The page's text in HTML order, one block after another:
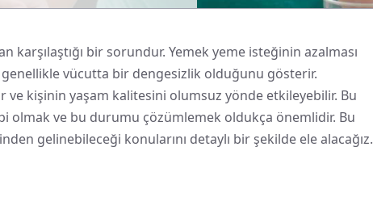
karşılaştığı bir sorundur. Yemek yeme isteğinin azalması
vücutta bir dengesizlik olduğunu gösterir.
ve kişinin yaşam kalitesini olumsuz yönde etkileyebilir. Bu
olmak ve bu durumu çözümlemek oldukça önemlidir. Bu
gelinebileceği konularını detaylı bir şekilde ele alacağız.